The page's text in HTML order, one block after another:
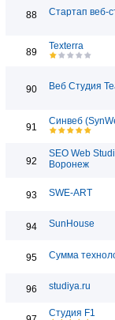
88 Стартап веб-
89
Texterra
90 Веб Студия
91
Синвеб
92
SEO Web
Воронеж
93 SWE-ART
94 SunHouse
95 Сумма
96 studiya.ru
Студия F1